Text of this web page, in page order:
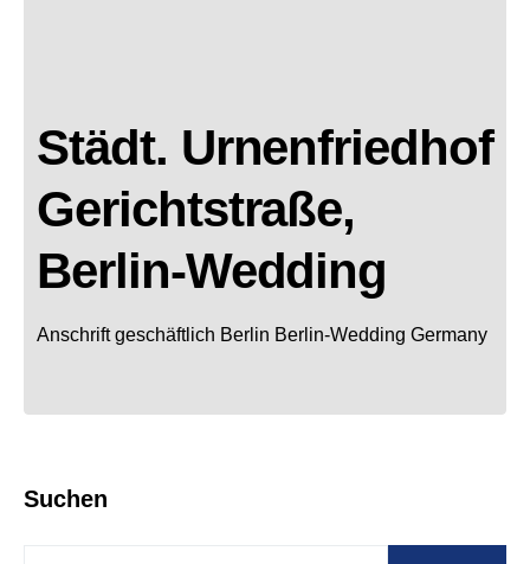
Städt. Urnenfriedhof
Gerichtstraße,
Berlin-Wedding
Anschrift geschäftlich Berlin Berlin-Wedding Germany
Suchen